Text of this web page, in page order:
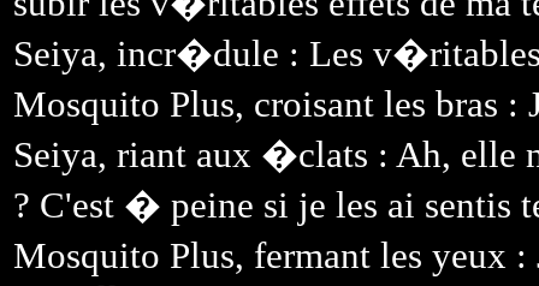
Seiya, incr�dule : Les v�ritables
Mosquito Plus, croisant les bras
Seiya, riant aux �clats : Ah, elle
? C'est � peine si je les ai sentis
Mosquito Plus, fermant les